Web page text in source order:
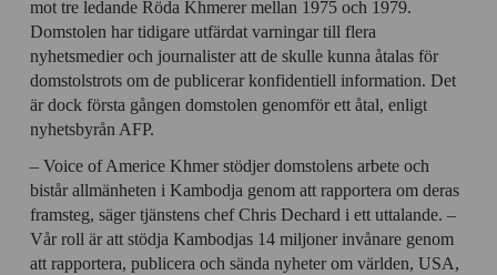
mot tre ledande Röda Khmerer mellan 1975 och 1979.
Domstolen har tidigare utfärdat varningar till flera
nyhetsmedier och journalister att de skulle kunna åtalas för
domstolstrots om de publicerar konfidentiell information. Det
är dock första gången domstolen genomför ett åtal, enligt
nyhetsbyrån AFP.
– Voice of Americe Khmer stödjer domstolens arbete och
bistår allmänheten i Kambodja genom att rapportera om deras
framsteg, säger tjänstens chef Chris Dechard i ett uttalande. –
Vår roll är att stödja Kambodjas 14 miljoner invånare genom
att rapportera, publicera och sända nyheter om världen, USA,